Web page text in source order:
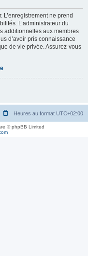
L’enregistrement ne prend
L’administrateur du
additionnelles aux membres
d’avoir pris connaissance
de vie privée. Assurez-vous
Heures au format UTC+02:00
© phpBB Limited